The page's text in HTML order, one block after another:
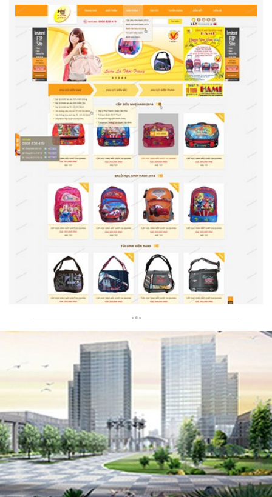
ShopBienHoa.vn
Thiết kế website ShopBienHoa.vn
Túi Xách Hami
Thiết kế website Túi xách Hami